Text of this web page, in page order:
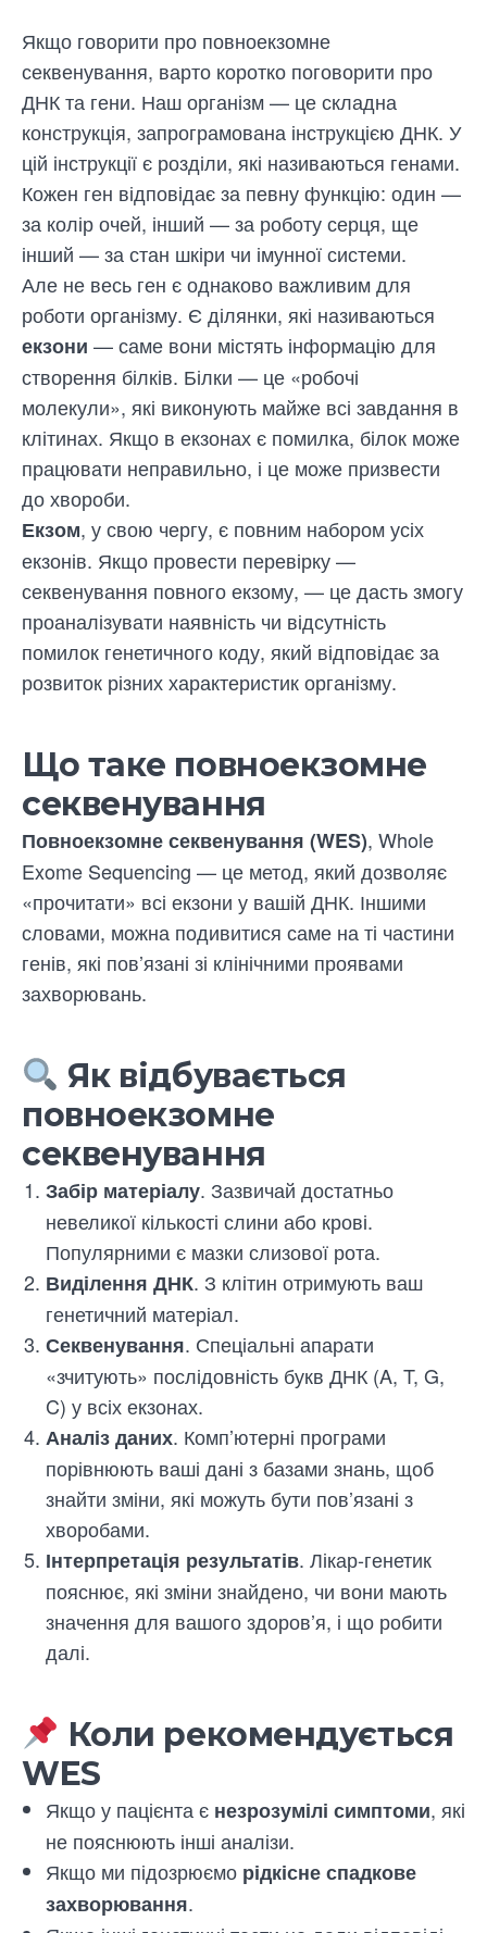
Якщо говорити про повноекзомне
секвенування, варто коротко поговорити про
ДНК та гени. Наш організм — це складна
конструкція, запрограмована інструкцією ДНК. У
цій інструкції є розділи, які називаються генами.
Кожен ген відповідає за певну функцію: один —
за колір очей, інший — за роботу серця, ще
інший — за стан шкіри чи імунної системи.
Але не весь ген є однаково важливим для
роботи організму. Є ділянки, які називаються
екзони — саме вони містять інформацію для
створення білків. Білки — це «робочі
молекули», які виконують майже всі завдання в
клітинах. Якщо в екзонах є помилка, білок може
працювати неправильно, і це може призвести
до хвороби.
Екзом, у свою чергу, є повним набором усіх
екзонів. Якщо провести перевірку —
секвенування повного екзому, — це дасть змогу
проаналізувати наявність чи відсутність
помилок генетичного коду, який відповідає за
розвиток різних характеристик організму.
Що таке повноекзомне
секвенування
Повноекзомне секвенування (WES), Whole
Exome Sequencing — це метод, який дозволяє
«прочитати» всі екзони у вашій ДНК. Іншими
словами, можна подивитися саме на ті частини
генів, які пов’язані зі клінічними проявами
захворювань.
Як відбувається
повноекзомне
секвенування
Забір матеріалу. Зазвичай достатньо
невеликої кількості слини або крові.
Популярними є мазки слизової рота.
Виділення ДНК. З клітин отримують ваш
генетичний матеріал.
Секвенування. Спеціальні апарати
«зчитують» послідовність букв ДНК (A, T, G,
C) у всіх екзонах.
Аналіз даних. Комп’ютерні програми
порівнюють ваші дані з базами знань, щоб
знайти зміни, які можуть бути пов’язані з
хворобами.
Інтерпретація результатів. Лікар-генетик
пояснює, які зміни знайдено, чи вони мають
значення для вашого здоров’я, і що робити
далі.
Коли рекомендується
WES
Якщо у пацієнта є незрозумілі симптоми, які
не пояснюють інші аналізи.
Якщо ми підозрюємо рідкісне спадкове
захворювання.